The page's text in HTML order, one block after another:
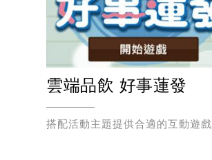
雲端品飲 好事蓮發
搭配活動主題提供合適的互動遊戲